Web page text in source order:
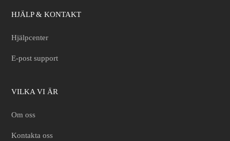
HJÄLP & KONTAKT
Hjälpcenter
E-post support
VILKA VI ÄR
Om oss
Kontakta oss